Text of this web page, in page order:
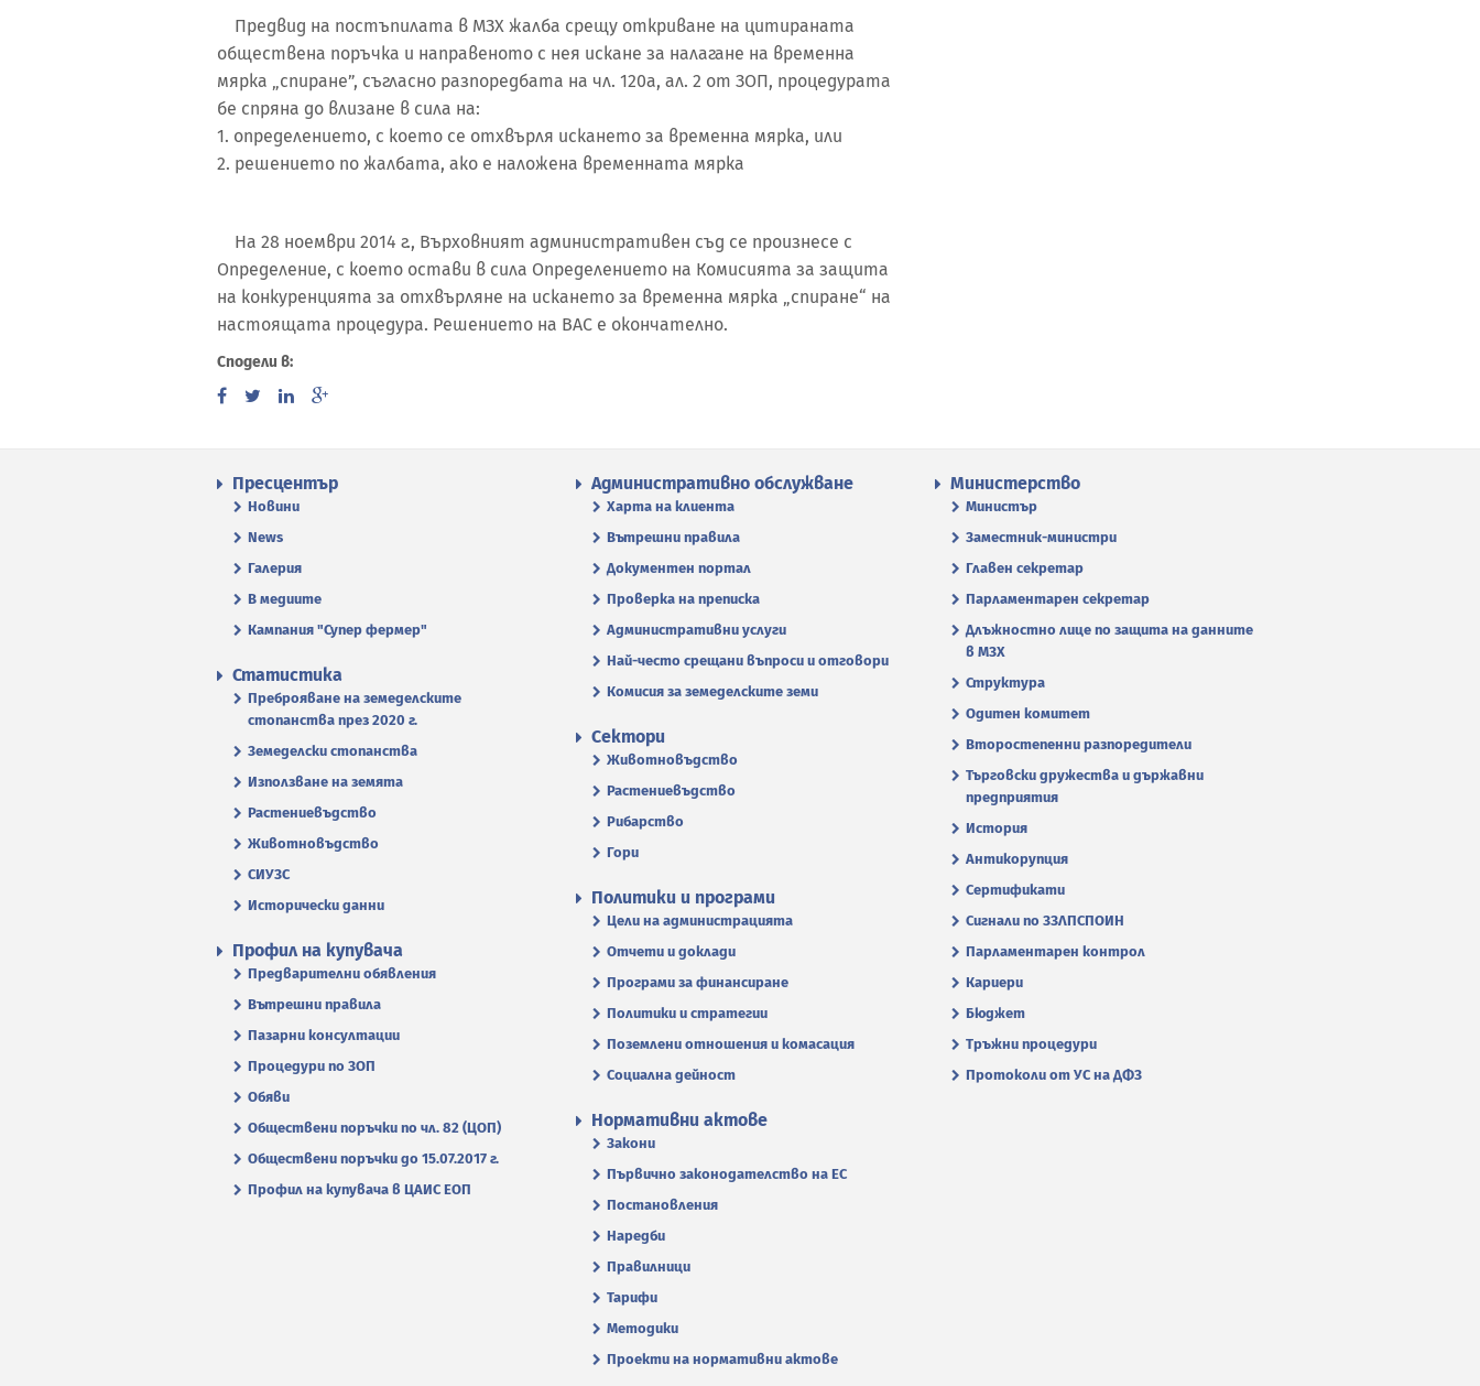
Предвид на постъпилата в МЗХ жалба срещу откриване на цитираната
обществена поръчка и направеното с нея искане за налагане на временна
мярка „спиране”, съгласно разпоредбата на чл. 120а, ал. 2 от ЗОП, процедурата
бе спряна до влизане в сила на:
1. определението, с което се отхвърля искането за временна мярка, или
2. решението по жалбата, ако е наложена временната мярка
На 28 ноември 2014 г., Върховният административен съд се произнесе с
Определение, с което остави в сила Определението на Комисията за защита
на конкуренцията за отхвърляне на искането за временна мярка „спиране“ на
настоящата процедура. Решението на ВАС е окончателно.
Сподели в:
Пресцентър
Новини
News
Галерия
В медиите
Кампания "Супер фермер"
Административно обслужване
Харта на клиента
Вътрешни правила
Документен портал
Проверка на преписка
Административни услуги
Най-често срещани въпроси и отговори
Комисия за земеделските земи
Министерство
Министър
Заместник-министри
Главен секретар
Парламентарен секретар
Длъжностно лице по защита на данните
в МЗХ
Структура
Одитен комитет
Второстепенни разпоредители
Търговски дружества и държавни
предприятия
История
Антикорупция
Сертификати
Сигнали по ЗЗЛПСПОИН
Парламентарен контрол
Кариери
Бюджет
Тръжни процедури
Протоколи от УС на ДФЗ
Статистика
Преброяване на земеделските
стопанства през 2020 г.
Земеделски стопанства
Използване на земята
Растениевъдство
Животновъдство
СИУЗС
Исторически данни
Сектори
Животновъдство
Растениевъдство
Рибарство
Гори
Политики и програми
Цели на администрацията
Отчети и доклади
Програми за финансиране
Политики и стратегии
Поземлени отношения и комасация
Социална дейност
Профил на купувача
Предварителни обявления
Вътрешни правила
Пазарни консултации
Процедури по ЗОП
Обяви
Обществени поръчки по чл. 82 (ЦОП)
Обществени поръчки до 15.07.2017 г.
Профил на купувача в ЦАИС ЕОП
Нормативни актове
Закони
Първично законодателство на ЕС
Постановления
Наредби
Правилници
Тарифи
Методики
Проекти на нормативни актове